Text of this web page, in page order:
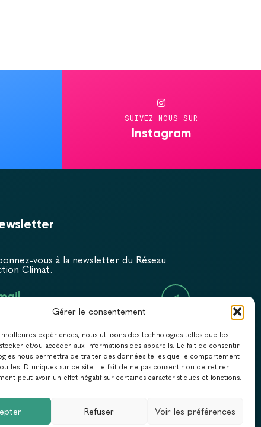
Gérer le consentement
expériences, nous utilisons des technologies telles que les
et/ou accéder aux informations des appareils. Le fait de consentir
nous permettra de traiter des données telles que le comportement
les ID uniques sur ce site. Le fait de ne pas consentir ou de retirer
peut avoir un effet négatif sur certaines caractéristiques et fonctions.
Refuser Voir les préférences
SUIVEZ-NOUS SUR
Instagram
vous à la newsletter du Réseau
Climat.
DE CONFIDENTIALITÉ